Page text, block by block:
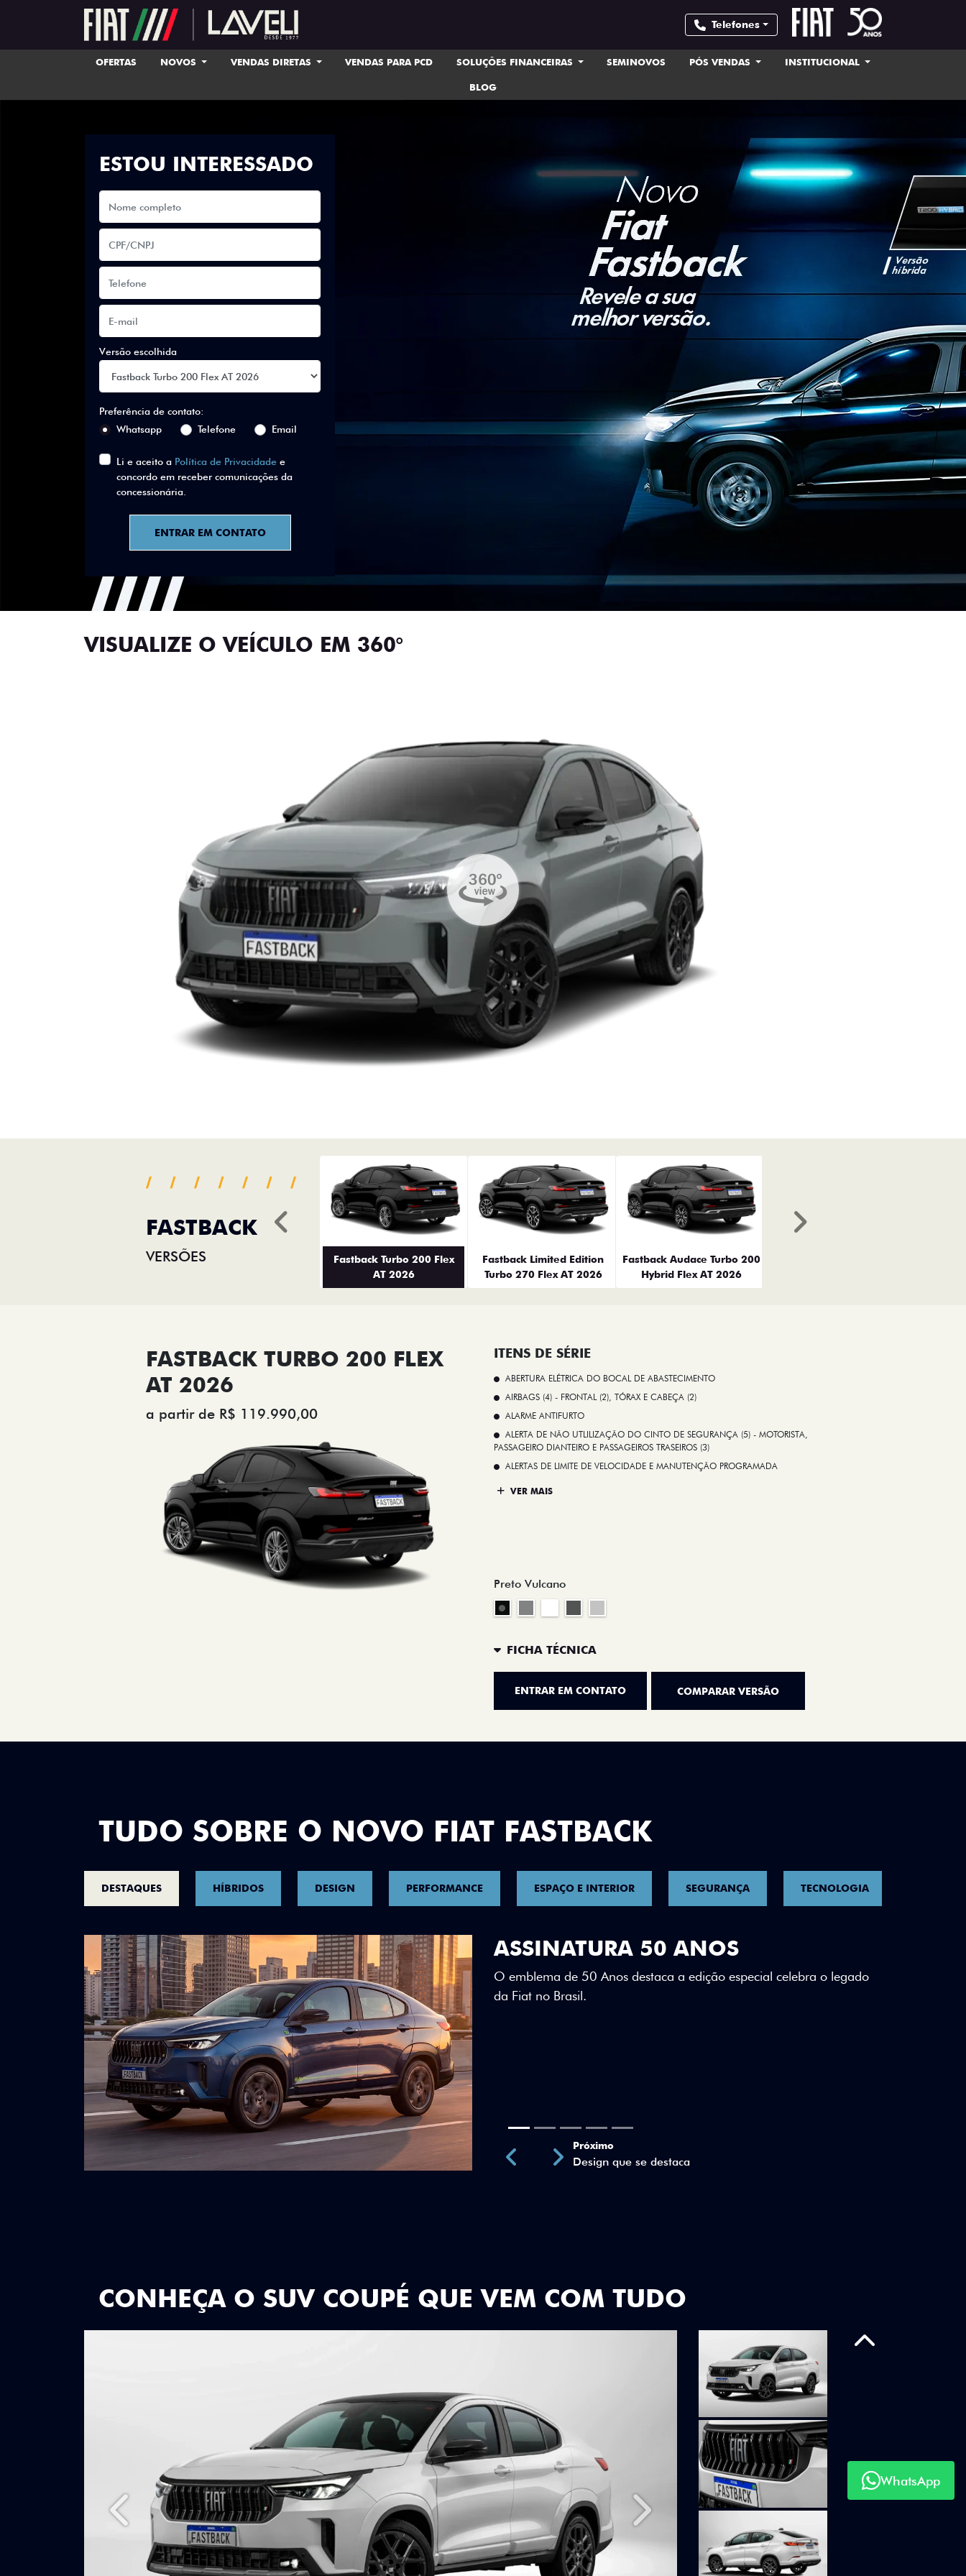
Telefones
OFERTAS NOVOS VENDAS DIRETAS VENDAS PARA PCD SOLUÇÕES FINANCEIRAS SEMINOVOS PÓS VENDAS INSTITUCIONAL
BLOG
ESTOU INTERESSADO
Versão escolhida
Preferência de contato:
Whatsapp
Telefone Email
Li e aceito a Política de Privacidade e
concordo em receber comunicações da
concessionária.
ENTRAR EM CONTATO
VISUALIZE O VEÍCULO EM 360°
FASTBACK
VERSÕES
Fastback Turbo 200 Flex
AT 2026
Fastback Limited Edition
Turbo 270 Flex AT 2026
Fastback Audace Turbo 200
Hybrid Flex AT 2026
Anterior Próximo
FASTBACK TURBO 200 FLEX
AT 2026
a partir de R$ 119.990,00
ITENS DE SÉRIE
ABERTURA ELÉTRICA DO BOCAL DE ABASTECIMENTO
AIRBAGS (4) - FRONTAL (2), TÓRAX E CABEÇA (2)
ALARME ANTIFURTO
ALERTA DE NÃO UTLILIZAÇÃO DO CINTO DE SEGURANÇA (5) - MOTORISTA,
PASSAGEIRO DIANTEIRO E PASSAGEIROS TRASEIROS (3)
ALERTAS DE LIMITE DE VELOCIDADE E MANUTENÇÃO PROGRAMADA
VER MAIS
Preto Vulcano
FICHA TÉCNICA
ENTRAR EM CONTATO COMPARAR VERSÃO
TUDO SOBRE O NOVO FIAT FASTBACK
DESTAQUES HÍBRIDOS DESIGN PERFORMANCE ESPAÇO E INTERIOR SEGURANÇA TECNOLOGIA
DESIGN QUE SE DESTACA
Teto bicolor, adesivos estilizados e detalhes em Citrus Green criam
uma identidade visual única.
Anterior
WhatsApp